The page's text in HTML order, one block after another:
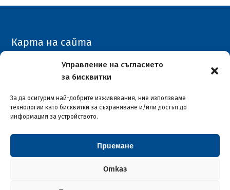
Управление на съгласието
за бисквитки
За да осигурим най-добрите изживявания, ние използваме
технологии като бисквитки за съхраняване и/или достъп до
информация за устройството.
Приемане
Отказ
Карта на сайта
Архивен сайт
Столична община район "Илинден"© 2026